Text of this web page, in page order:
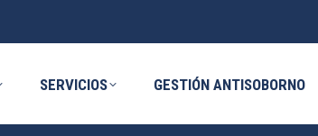
SERVICIOS GESTIÓN ANTISOBORNO